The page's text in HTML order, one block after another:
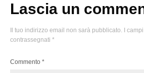
Lascia un
Il tuo indirizzo email non sarà pubblicato.
I
contrassegnati *
Commento *